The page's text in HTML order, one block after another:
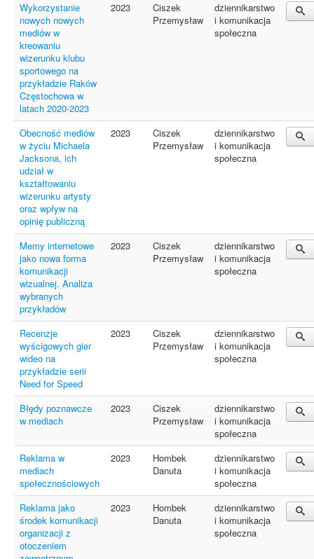
Wykorzystanie
nowych nowych
mediów w
kreowaniu
wizerunku klubu
sportowego na
przykładzie Raków
Częstochowa w
latach 2020-2023
2023
Ciszek
Przemysław
dziennikarstwo
i komunikacja
społeczna
Obecność mediów
w życiu Michaela
Jacksona, ich
udział w
kształtowaniu
wizerunku artysty
oraz wpływ na
opinię publiczną
2023
Ciszek
Przemysław
dziennikarstwo
i komunikacja
społeczna
Memy internetowe
jako nowa forma
komunikacji
wizualnej. Analiza
wybranych
przykładów
2023
Ciszek
Przemysław
dziennikarstwo
i komunikacja
społeczna
Recenzje
wyścigowych gier
wideo na
przykładzie serii
Need for Speed
2023
Ciszek
Przemysław
dziennikarstwo
i komunikacja
społeczna
Błędy poznawcze
w mediach
2023
Ciszek
Przemysław
dziennikarstwo
i komunikacja
społeczna
Reklama w
mediach
społecznościowych
2023
Hombek
Danuta
dziennikarstwo
i komunikacja
społeczna
Reklama jako
środek komunikacji
organizacji z
otoczeniem
2023
Hombek
Danuta
dziennikarstwo
i komunikacja
społeczna